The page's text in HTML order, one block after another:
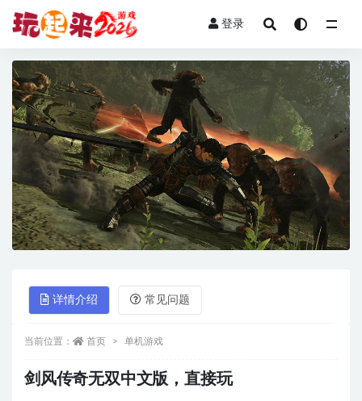
登录
详情介绍 常见问题
当前位置： 首页 单机游戏
剑风传奇无双中文版，直接玩